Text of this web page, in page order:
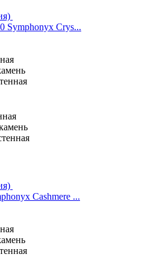
Symphonyx Crys...
Cashmere ...